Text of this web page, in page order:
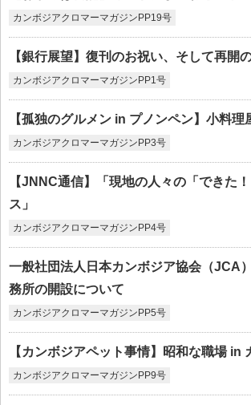
カンボジアクロマーマガジンPP19号
【銀行展望】復刊のお祝い、そして再開
カンボジアクロマーマガジンPP1号
【孤独のグルメン in プノンペン】小料
カンボジアクロマーマガジンPP3号
【JNNC通信】「現地の人々の「できた
ス」
カンボジアクロマーマガジンPP4号
一般社団法人日本カンボジア協会（JCA
務所の開設について
カンボジアクロマーマガジンPP5号
【カンボジアペット事情】昭和な職場 in
カンボジアクロマーマガジンPP9号